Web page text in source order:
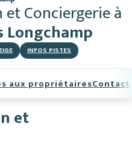
et Conciergerieà
Longchamp
INFOS PISTES
aux propriétairesContact
et